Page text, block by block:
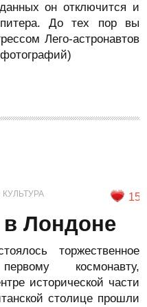
он отключится и
До тех пор вы
Лего-астронавтов
КУЛЬТУРА 15
Лондоне
торжественное
космонавту,
исторической части
столице прошли